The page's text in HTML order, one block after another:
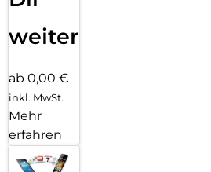
weiter
ab 0,00 €
inkl. MwSt.
Mehr
erfahren